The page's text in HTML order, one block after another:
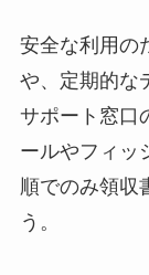
安全な利用の
や、定期的な
サポート窓口
ールやフィッ
順でのみ領収
う。